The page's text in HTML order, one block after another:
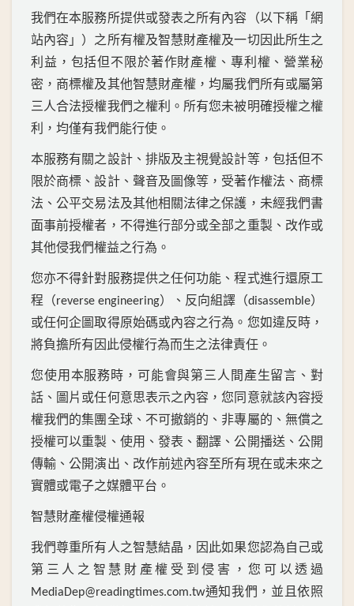
我們在本服務所提供或發表之所有內容（以下稱「網
站內容」）之所有權及智慧財產權及一切因此所生之
利益，包括但不限於著作財產權、專利權、營業秘
密，商標權及其他智慧財產權，均屬我們所有或屬第
三人合法授權我們之權利。所有您未被明確授權之權
利，均僅有我們能行使。
本服務有關之設計、排版及主視覺設計等，包括但不
限於商標、設計、聲音及圖像等，受著作權法、商標
法、公平交易法及其他相關法律之保護，未經我們書
面事前授權者，不得進行部分或全部之重製、改作或
其他侵我們權益之行為。
您亦不得針對服務提供之任何功能、程式進行還原工
程（reverse engineering）、反向組譯（disassemble）
或任何企圖取得原始碼或內容之行為。您如違反時，
將負擔所有因此侵權行為而生之法律責任。
您使用本服務時，可能會與第三人間產生留言、對
話、圖片或任何意思表示之內容，您同意就該內容授
權我們的集團全球、不可撤銷的、非專屬的、無償之
授權可以重製、使用、發表、翻譯、公開播送、公開
傳輸、公開演出、改作前述內容至所有現在或未來之
實體或電子之媒體平台。
智慧財產權侵權通報
我們尊重所有人之智慧結晶，因此如果您認為自己或
第三人之智慧財產權受到侵害，您可以透過
MediaDep@readingtimes.com.tw通知我們，並且依照